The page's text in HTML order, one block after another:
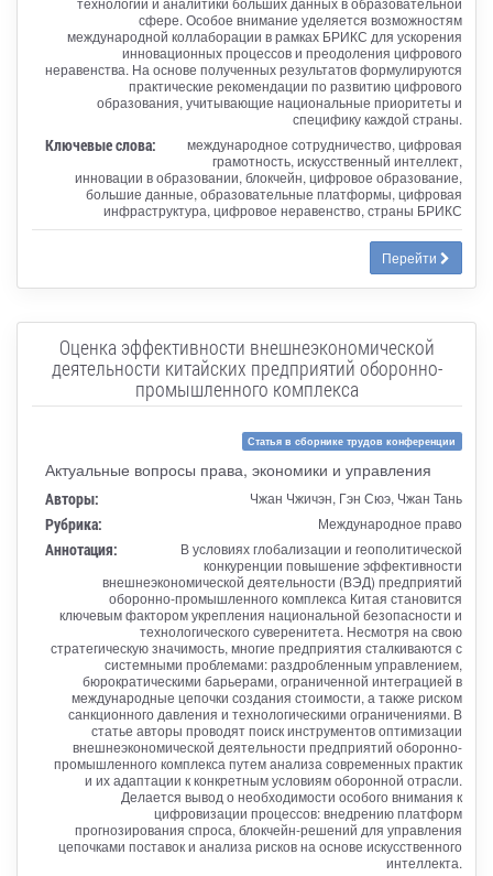
сфере. Особое внимание уделяется возможностям
международной коллаборации в рамках БРИКС для ускорения
инновационных процессов и преодоления цифрового
неравенства. На основе полученных результатов формулируются
практические рекомендации по развитию цифрового
образования, учитывающие национальные приоритеты и
специфику каждой страны.
Ключевые слова:
международное сотрудничество, цифровая
грамотность, искусственный интеллект,
инновации в образовании, блокчейн, цифровое образование,
большие данные, образовательные платформы, цифровая
инфраструктура, цифровое неравенство, страны БРИКС
Перейти
Оценка эффективности внешнеэкономической
деятельности китайских предприятий оборонно-
промышленного комплекса
Статья в сборнике трудов конференции
Актуальные вопросы права, экономики и управления
Авторы: Чжан Чжичэн, Гэн Сюэ, Чжан Тань
Рубрика: Международное право
Аннотация:
В условиях глобализации и геополитической
конкуренции повышение эффективности
внешнеэкономической деятельности (ВЭД) предприятий
оборонно-промышленного комплекса Китая становится
ключевым фактором укрепления национальной безопасности и
технологического суверенитета. Несмотря на свою
стратегическую значимость, многие предприятия сталкиваются с
системными проблемами: раздробленным управлением,
бюрократическими барьерами, ограниченной интеграцией в
международные цепочки создания стоимости, а также риском
санкционного давления и технологическими ограничениями. В
статье авторы проводят поиск инструментов оптимизации
внешнеэкономической деятельности предприятий оборонно-
промышленного комплекса путем анализа современных практик
и их адаптации к конкретным условиям оборонной отрасли.
Делается вывод о необходимости особого внимания к
цифровизации процессов: внедрению платформ
прогнозирования спроса, блокчейн-решений для управления
цепочками поставок и анализа рисков на основе искусственного
интеллекта.